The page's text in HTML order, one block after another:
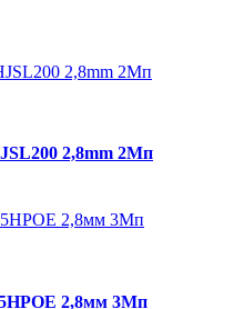
2,8mm 2Мп
2,8мм 3Мп